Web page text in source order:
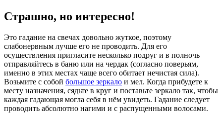
Страшно, но интересно!
Это гадание на свечах довольно жуткое, поэтому
слабонервным лучше его не проводить. Для его
осуществления пригласите несколько подруг и в полночь
отправляйтесь в баню или на чердак (согласно поверьям,
именно в этих местах чаще всего обитает нечистая сила).
Возьмите с собой большое зеркало и мел. Когда прибудете к
месту назначения, сядьте в круг и поставьте зеркало так, чтобы
каждая гадающая могла себя в нём увидеть. Гадание следует
проводить абсолютно нагими и с распущенными волосами.